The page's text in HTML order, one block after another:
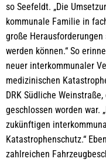
so Seefeldt. „Die
kommunale Familie in
große
werden können.“ So
neuer interkommunaler
medizinischen
DRK Südliche
geschlossen worden war.
zukünftigen
Katastrophenschutz.“
zahlreichen